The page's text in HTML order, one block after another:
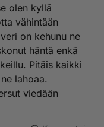
olen kyllä
vähintään
on kehunu ne
häntä enkä
Pitäis kaikki
lahoaa.
viedään